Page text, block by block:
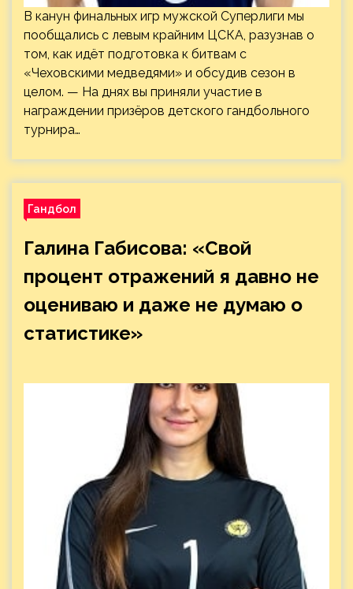
В канун финальных игр мужской Суперлиги мы
пообщались с левым крайним ЦСКА, разузнав о
том, как идёт подготовка к битвам с
«Чеховскими медведями» и обсудив сезон в
целом. — На днях вы приняли участие в
награждении призёров детского гандбольного
турнира…
Гандбол
Галина Габисова: «Свой
процент отражений я давно не
оцениваю и даже не думаю о
статистике»